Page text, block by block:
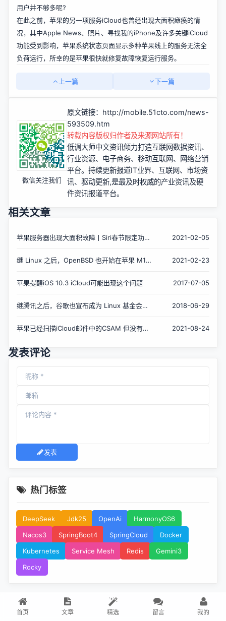
首页 文章 精选 留言 我的
用户并不够多呢?
在此之前，苹果的另一项服务iCloud也曾经出现大面积瘫痪的情
况，其中Apple News、照片、寻找我的iPhone及许多关键iCloud
功能受到影响，苹果系统状态页面显示多种苹果线上的服务无法全
负荷运行，所幸的是苹果很快就修复故障恢复运行服务。
上一篇 下一篇
微信关注我们
原文链接： http://mobile.51cto.com/news-
593509.htm
转载内容版权归作者及来源网站所有！
低调大师中文资讯倾力打造互联网数据资讯、
行业资源、电子商务、移动互联网、网络营销
平台。持续更新报道IT业界、互联网、市场资
讯、驱动更新,是最及时权威的产业资讯及硬
件资讯报道平台。
相关文章
苹果服务器出现大面积故障丨Siri春节限定功能
2021-02-05
继 Linux 之后，OpenBSD 也开始在苹果 M1
2021-02-23
苹果提醒iOS 10.3 iCloud可能出现这个问题 2017-07-05
继腾讯之后，谷歌也宣布成为 Linux 基金会白
2018-06-29
苹果已经扫描iCloud邮件中的CSAM 但没有扫
2021-08-24
发表评论
发表
热门标签
DeepSeek Jdk25 OpenAi
HarmonyOS6
Nacos3
SpringBoot4 SpringCloud
Docker
Kubernetes
Service Mesh Redis
Gemini3
Rocky